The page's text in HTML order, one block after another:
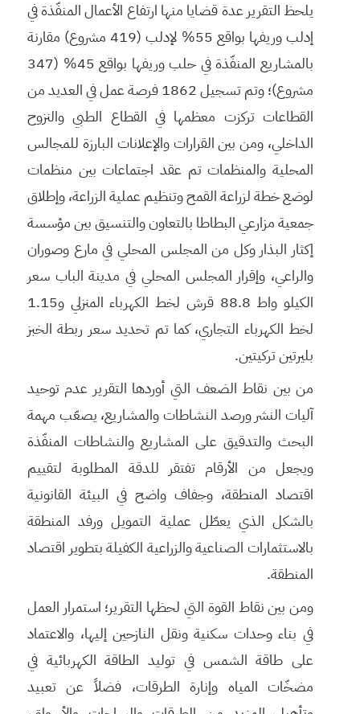
يلحظ التقرير عدة قضايا منها ارتفاع الأعمال المنفّذة في
إدلب وريفها بواقع 55% لإدلب (419 مشروع) مقارنة
بالمشاريع المنفّذة في حلب وريفها بواقع 45% (347
مشروع)؛ وتم تسجيل 1862 فرصة عمل في العديد من
القطاعات تركزت معظمها في القطاع الطبي والنزوح
الداخلي، ومن بين القرارات والإعلانات البارزة للمجالس
المحلية والمنظمات تم عقد اجتماعات بين منظمات
لوضع خطة لزراعة القمح وتنظيم عملية الزراعة، وإطلاق
جمعية مزارعي البطاطا بالتعاون والتنسيق بين مؤسسة
إكثار البذار وكل من المجلس المحلي في مارع وصوران
والراعي، وإقرار المجلس المحلي في مدينة الباب سعر
الكيلو واط 88.8 قرش لخط الكهرباء المنزلي و1.15
لخط الكهرباء التجاري، كما تم تحديد سعر ربطة الخبز
بليرتين تركيتين.
من بين نقاط الضعف التي أوردها التقرير عدم توحيد
آليات النشر ورصد النشاطات والمشاريع، يصعّب مهمة
البحث والتدقيق على المشاريع والنشاطات المنفّذة
ويجعل من الأرقام تفتقر للدقة المطلوبة لتقييم
اقتصاد المنطقة، وجفاف واضح في البيئة القانونية
بالشكل الذي يعطّل عملية التمويل ورفد المنطقة
بالاستثمارات الصناعية والزراعية الكفيلة بتطوير اقتصاد
المنطقة.
ومن بين نقاط القوة التي لحظها التقرير؛ استمرار العمل
في بناء وحدات سكنية ونقل النازحين إليها، والاعتماد
على طاقة الشمس في توليد الطاقة الكهربائية في
مضخّات المياه وإنارة الطرقات، فضلاً عن تعبيد